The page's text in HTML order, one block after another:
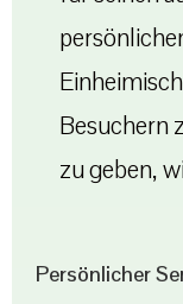
Besuchern
zu geben,
Persönlicher